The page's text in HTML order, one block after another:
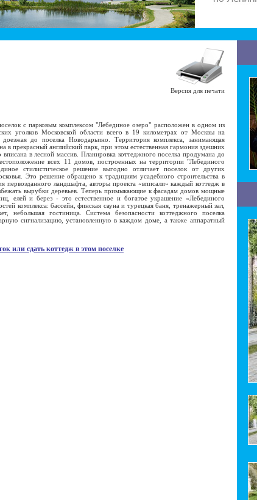
Версия для печати
с парковым комплексом "Лебединое озеро" расположен в одном из
уголков Московской области всего в 19 километрах от Москвы на
до поселка Новодарьино. Территория комплекса, занимающая
в прекрасный английский парк, при этом естественная гармония здешних
в лесной массив. Планировка коттеджного поселка продумана до
всех 11 домов, построенных на территории "Лебединого
стилистическое решение выгодно отличает поселок от других
Это решение обращено к традициям усадебного строительства в
первозданного ландшафта, авторы проекта «вписали» каждый коттедж в
вырубки деревьев. Теперь примыкающие к фасадам домов мощные
елей и берез - это естественное и богатое украшение «Лебединого
комплекса: бассейн, финская сауна и турецкая баня, тренажерный зал,
небольшая гостиница. Система безопасности коттеджного поселка
сигнализацию, установленную в каждом доме, а также аппаратный
или сдать коттедж в этом поселке